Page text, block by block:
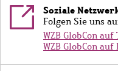
Soziale
Folgen Sie uns
WZB GlobCon
WZB GlobCon auf